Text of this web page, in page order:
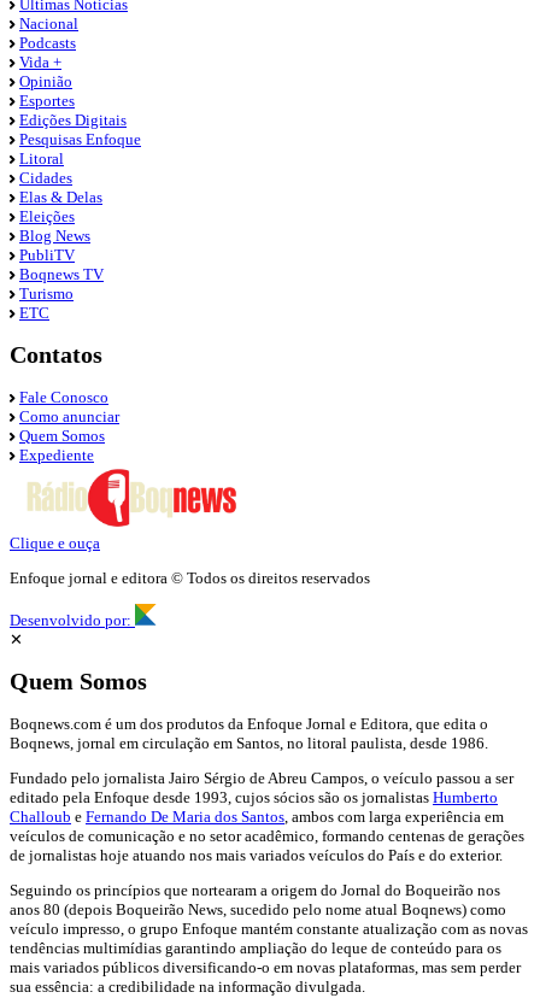
Últimas Notícias
Nacional
Podcasts
Vida +
Opinião
Esportes
Edições Digitais
Pesquisas Enfoque
Litoral
Cidades
Elas & Delas
Eleições
Blog News
PubliTV
Boqnews TV
Turismo
ETC
Contatos
Fale Conosco
Como anunciar
Quem Somos
Expediente
Clique e ouça
Enfoque jornal e editora © Todos os direitos reservados
Desenvolvido por:
✕
Quem Somos
Boqnews.com é um dos produtos da Enfoque Jornal e Editora, que edita o
Boqnews, jornal em circulação em Santos, no litoral paulista, desde 1986.
Fundado pelo jornalista Jairo Sérgio de Abreu Campos, o veículo passou a ser
editado pela Enfoque desde 1993, cujos sócios são os jornalistas Humberto
Challoub e Fernando De Maria dos Santos, ambos com larga experiência em
veículos de comunicação e no setor acadêmico, formando centenas de gerações
de jornalistas hoje atuando nos mais variados veículos do País e do exterior.
Seguindo os princípios que nortearam a origem do Jornal do Boqueirão nos
anos 80 (depois Boqueirão News, sucedido pelo nome atual Boqnews) como
veículo impresso, o grupo Enfoque mantém constante atualização com as novas
tendências multimídias garantindo ampliação do leque de conteúdo para os
mais variados públicos diversificando-o em novas plataformas, mas sem perder
sua essência: a credibilidade na informação divulgada.